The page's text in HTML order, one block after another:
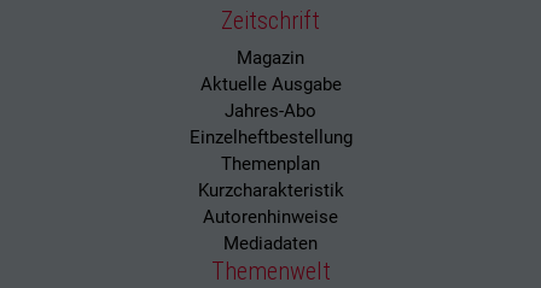
Zeitschrift
Magazin
Aktuelle Ausgabe
Jahres-Abo
Einzelheftbestellung
Themenplan
Kurzcharakteristik
Autorenhinweise
Mediadaten
Themenwelt